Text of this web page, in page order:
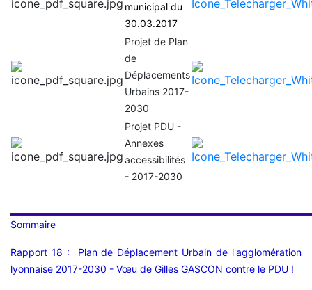
municipal du
30.03.2017
Projet de Plan
de
Déplacements
Urbains 2017-
2030
Projet PDU -
Annexes
accessibilités
- 2017-2030
Sommaire
Rapport 18 : Plan de Déplacement Urbain de l'agglomération
lyonnaise 2017-2030 - Vœu de Gilles GASCON contre le PDU !